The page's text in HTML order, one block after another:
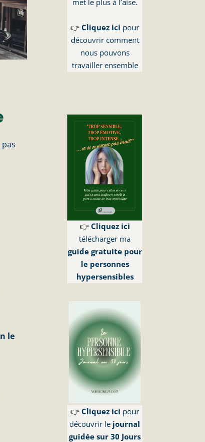
le
met le plus à l’aise.
👉Cliquez ici pour
découvrir comment
nous pouvons
travailler ensemble
👉 Cliquez ici
télécharger ma
guide gratuite pour
le personnes
hypersensibles
👉Cliquez ici pour
découvrir le journal
guidée sur 30 Jours